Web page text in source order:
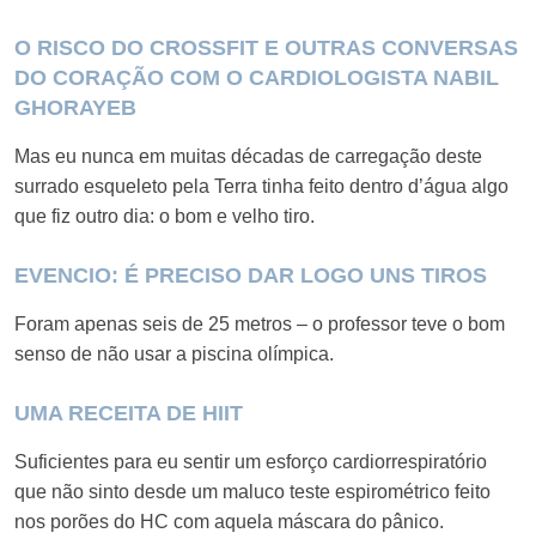
O RISCO DO CROSSFIT E OUTRAS CONVERSAS
DO CORAÇÃO COM O CARDIOLOGISTA NABIL
GHORAYEB
Mas eu nunca em muitas décadas de carregação deste
surrado esqueleto pela Terra tinha feito dentro d’água algo
que fiz outro dia: o bom e velho tiro.
EVENCIO: É PRECISO DAR LOGO UNS TIROS
Foram apenas seis de 25 metros – o professor teve o bom
senso de não usar a piscina olímpica.
UMA RECEITA DE HIIT
Suficientes para eu sentir um esforço cardiorrespiratório
que não sinto desde um maluco teste espirométrico feito
nos porões do HC com aquela máscara do pânico.